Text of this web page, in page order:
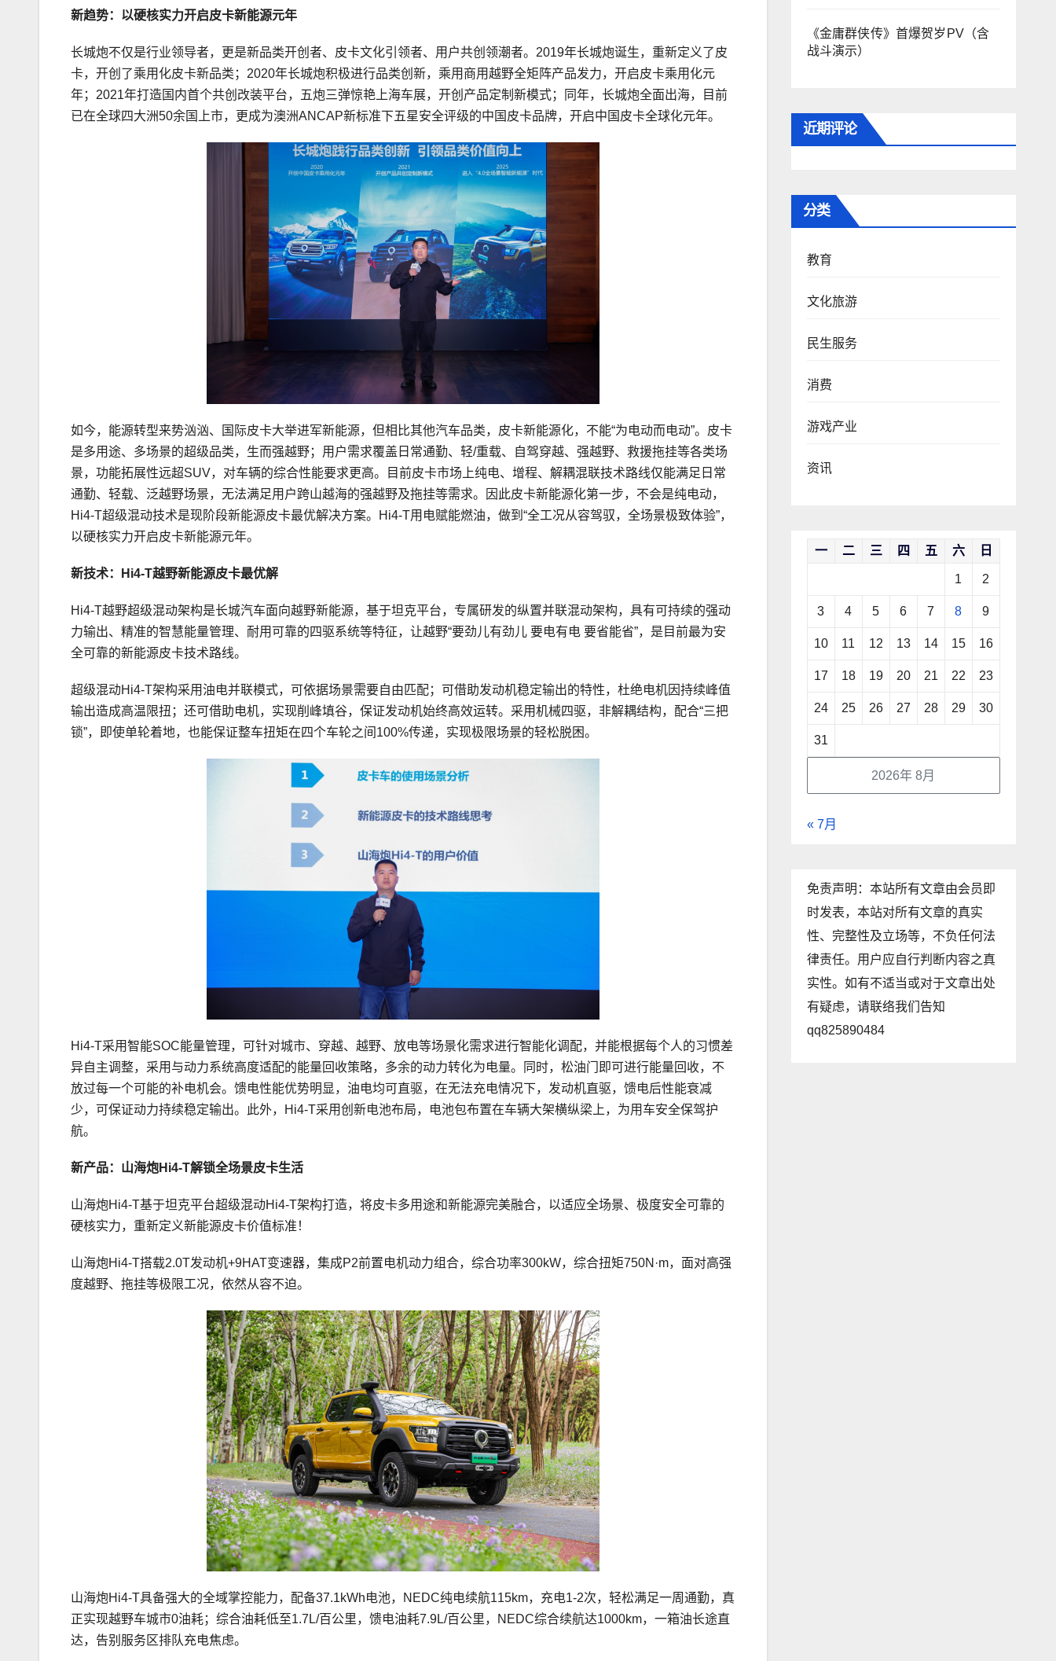
新趋势：以硬核实力开启皮卡新能源元年
长城炮不仅是行业领导者，更是新品类开创者、皮卡文化引领者、用户共创领潮者。2019年长城炮诞生，重新定义了皮
卡，开创了乘用化皮卡新品类；2020年长城炮积极进行品类创新，乘用商用越野全矩阵产品发力，开启皮卡乘用化元
年；2021年打造国内首个共创改装平台，五炮三弹惊艳上海车展，开创产品定制新模式；同年，长城炮全面出海，目前
已在全球四大洲50余国上市，更成为澳洲ANCAP新标准下五星安全评级的中国皮卡品牌，开启中国皮卡全球化元年。
如今，能源转型来势汹汹、国际皮卡大举进军新能源，但相比其他汽车品类，皮卡新能源化，不能“为电动而电动”。皮卡
是多用途、多场景的超级品类，生而强越野；用户需求覆盖日常通勤、轻/重载、自驾穿越、强越野、救援拖挂等各类场
景，功能拓展性远超SUV，对车辆的综合性能要求更高。目前皮卡市场上纯电、增程、解耦混联技术路线仅能满足日常
通勤、轻载、泛越野场景，无法满足用户跨山越海的强越野及拖挂等需求。因此皮卡新能源化第一步，不会是纯电动，
Hi4-T超级混动技术是现阶段新能源皮卡最优解决方案。Hi4-T用电赋能燃油，做到“全工况从容驾驭，全场景极致体验”，
以硬核实力开启皮卡新能源元年。
新技术：Hi4-T越野新能源皮卡最优解
Hi4-T越野超级混动架构是长城汽车面向越野新能源，基于坦克平台，专属研发的纵置并联混动架构，具有可持续的强动
力输出、精准的智慧能量管理、耐用可靠的四驱系统等特征，让越野“要劲儿有劲儿 要电有电 要省能省”，是目前最为安
全可靠的新能源皮卡技术路线。
超级混动Hi4-T架构采用油电并联模式，可依据场景需要自由匹配；可借助发动机稳定输出的特性，杜绝电机因持续峰值
输出造成高温限扭；还可借助电机，实现削峰填谷，保证发动机始终高效运转。采用机械四驱，非解耦结构，配合“三把
锁”，即使单轮着地，也能保证整车扭矩在四个车轮之间100%传递，实现极限场景的轻松脱困。
Hi4-T采用智能SOC能量管理，可针对城市、穿越、越野、放电等场景化需求进行智能化调配，并能根据每个人的习惯差
异自主调整，采用与动力系统高度适配的能量回收策略，多余的动力转化为电量。同时，松油门即可进行能量回收，不
放过每一个可能的补电机会。馈电性能优势明显，油电均可直驱，在无法充电情况下，发动机直驱，馈电后性能衰减
少，可保证动力持续稳定输出。此外，Hi4-T采用创新电池布局，电池包布置在车辆大架横纵梁上，为用车安全保驾护
航。
新产品：山海炮Hi4-T解锁全场景皮卡生活
山海炮Hi4-T基于坦克平台超级混动Hi4-T架构打造，将皮卡多用途和新能源完美融合，以适应全场景、极度安全可靠的
硬核实力，重新定义新能源皮卡价值标准！
山海炮Hi4-T搭载2.0T发动机+9HAT变速器，集成P2前置电机动力组合，综合功率300kW，综合扭矩750N·m，面对高强
度越野、拖挂等极限工况，依然从容不迫。
山海炮Hi4-T具备强大的全域掌控能力，配备37.1kWh电池，NEDC纯电续航115km，充电1-2次，轻松满足一周通勤，真
正实现越野车城市0油耗；综合油耗低至1.7L/百公里，馈电油耗7.9L/百公里，NEDC综合续航达1000km，一箱油长途直
达，告别服务区排队充电焦虑。
《金庸群侠传》首爆贺岁PV（含
战斗演示）
近期评论
分类
教育
文化旅游
民生服务
消费
游戏产业
资讯
2026年 8月
一 二 三 四 五 六 日
1 2
3 4 5 6 7 8 9
10 11 12 13 14 15 16
17 18 19 20 21 22 23
24 25 26 27 28 29 30
31
« 7月
免责声明：本站所有文章由会员即
时发表，本站对所有文章的真实
性、完整性及立场等，不负任何法
律责任。用户应自行判断内容之真
实性。如有不适当或对于文章出处
有疑虑，请联络我们告知
qq825890484